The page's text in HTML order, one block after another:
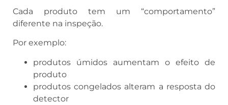
Cada produto tem um “comportamento”
diferente na inspeção.
Por exemplo:
produtos úmidos aumentam o efeito de
produto
produtos congelados alteram a resposta do
detector